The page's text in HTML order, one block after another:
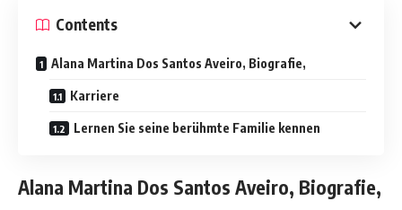
Contents
Alana Martina Dos Santos Aveiro, Biografie,
Karriere
Lernen Sie seine berühmte Familie kennen
Alana Martina Dos Santos Aveiro, Biografie,